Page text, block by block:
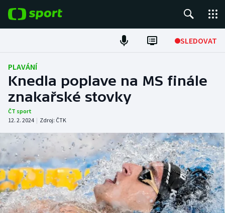
SLEDOVAT
Fotbal
Hokej
Tenis
Atletika
Cyklistika
DALŠÍ SPORTY
Americký fotbal
NEPŘEHLÉDNĚTE
PLAVÁNÍ
Knedla poplave na MS finále
znakařské stovky
ČT sport
12. 2. 2024 | Zdroj: ČTK